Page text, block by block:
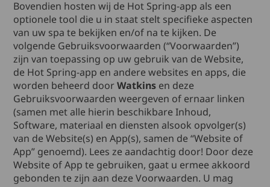
Bovendien hosten wij de Hot Spring-app als een
optionele tool die u in staat stelt specifieke aspecten
van uw spa te bekijken en/of na te kijken. De
volgende Gebruiksvoorwaarden (“Voorwaarden”)
zijn van toepassing op uw gebruik van de Website,
de Hot Spring-app en andere websites en apps, die
worden beheerd doorWatkins en deze
Gebruiksvoorwaarden weergeven of ernaar linken
(samen met alle hierin beschikbare Inhoud,
Software, materiaal en diensten alsook opvolger(s)
van de Website(s) en App(s), samen de “Website of
App” genoemd). Lees ze aandachtig door! Door deze
Website of App te gebruiken, gaat u ermee akkoord
gebonden te zijn aan deze Voorwaarden. U mag